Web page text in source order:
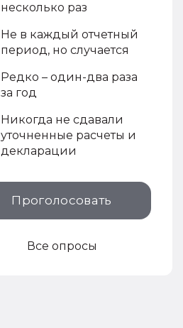
несколько раз
Не в каждый отчетный
период, но случается
Редко – один-два раза
за год
Никогда не сдавали
уточненные расчеты и
декларации
Проголосовать
Все опросы